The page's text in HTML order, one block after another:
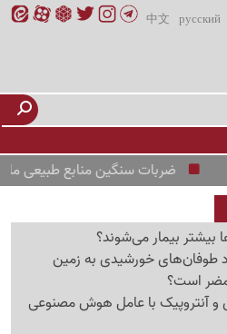
русский
中文
ضربات سنگین منابع طبیعی
بیشتر بیمار می‌شوند؟
طوفان‌های خورشیدی به زمین
مضر است؟
و آنتروپیک با عامل هوش مصنوعی